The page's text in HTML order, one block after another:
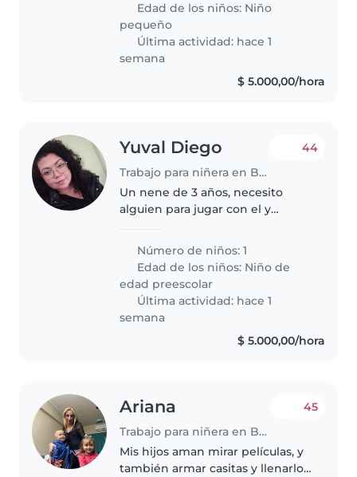
Edad de los niños: Niño
pequeño
Última actividad: hace 1
semana
$ 5.000,00/hora
Yuval Diego
Trabajo para niñera en Buenos Aires
44
Un nene de 3 años, necesito
alguien para jugar con el y
perra en casa.
Número de niños: 1
Edad de los niños: Niño de
edad preescolar
Última actividad: hace 1
semana
$ 5.000,00/hora
Ariana
Trabajo para niñera en Buenos Aires
45
Mis hijos aman mirar películas, y
también armar casitas y llenarlo